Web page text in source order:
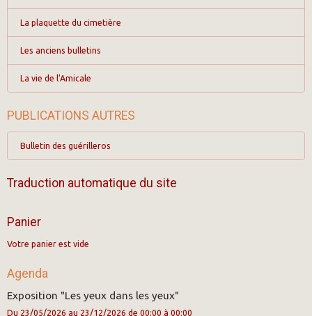
La plaquette du cimetière
Les anciens bulletins
La vie de l'Amicale
PUBLICATIONS AUTRES
Bulletin des guérilleros
Traduction automatique du site
Panier
Votre panier est vide
Agenda
Exposition "Les yeux dans les yeux"
Du 23/05/2026 au 23/12/2026 de 00:00 à 00:00